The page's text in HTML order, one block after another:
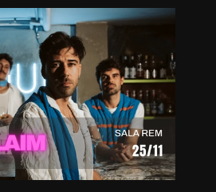
de autor como el Christmas
de artistas como Arde Bogotá, Nunatak, Carm